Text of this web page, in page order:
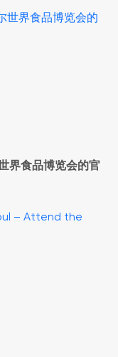
界食品博览会的官